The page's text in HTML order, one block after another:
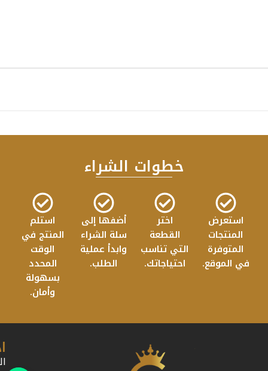
خطوات الشراء
استعرض
المنتجات
المتوفرة
في الموقع.
اختر
القطعة
التي تناسب
احتياجاتك.
أضفها إلى
سلة الشراء
وابدأ عملية
الطلب.
استلم
المنتج في
الوقت
المحدد
بسهولة
وأمان.